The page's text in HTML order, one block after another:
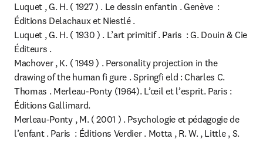
Luquet , G. H. ( 1927 ) . Le dessin enfantin . Genève  :
Éditions Delachaux et Niestlé .
Luquet , G. H. ( 1930 ) . L’art primitif . Paris  : G. Douin & Cie
Éditeurs .
Machover , K. ( 1949 ) . Personality projection in the
drawing of the human fi gure . Springfi eld : Charles C.
Thomas . Merleau-Ponty (1964). L’œil et l’esprit. Paris :
Éditions Gallimard.
Merleau-Ponty , M. ( 2001 ) . Psychologie et pédagogie de
l’enfant . Paris  : Éditions Verdier . Motta , R. W. , Little , S.